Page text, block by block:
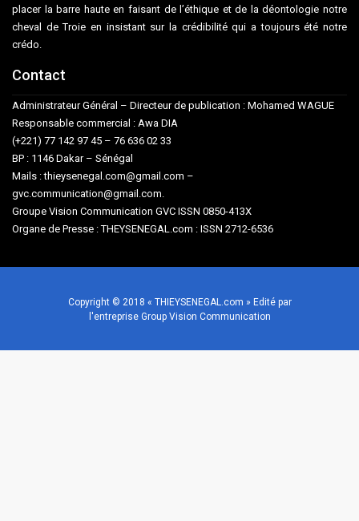
placer la barre haute en faisant de l’éthique et de la déontologie notre
cheval de Troie en insistant sur la crédibilité qui a toujours été notre
crédo.
Contact
Administrateur Général – Directeur de publication : Mohamed WAGUE
Responsable commercial : Awa DIA
(+221) 77 142 97 45 – 76 636 02 33
BP : 1146 Dakar – Sénégal
Mails : thieysenegal.com@gmail.com –
gvc.communication@gmail.com.
Groupe Vision Communication GVC ISSN 0850-413X
Organe de Presse : THEYSENEGAL.com : ISSN 2712-6536
Copyright © 2018 « THIEYSENEGAL.com » Edité par
l'entreprise Group Vision Communication